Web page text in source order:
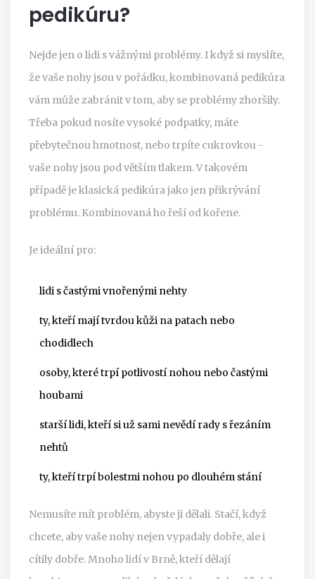
pedikúru?
Nejde jen o lidi s vážnými problémy. I když si myslíte,
že vaše nohy jsou v pořádku, kombinovaná pedikúra
vám může zabránit v tom, aby se problémy zhoršily.
Třeba pokud nosíte vysoké podpatky, máte
přebytečnou hmotnost, nebo trpíte cukrovkou -
vaše nohy jsou pod větším tlakem. V takovém
případě je klasická pedikúra jako jen přikrývání
problému. Kombinovaná ho řeší od kořene.
Je ideální pro:
lidi s častými vnořenými nehty
ty, kteří mají tvrdou kůži na patach nebo
chodidlech
osoby, které trpí potlivostí nohou nebo častými
houbami
starší lidi, kteří si už sami nevědí rady s řezáním
nehtů
ty, kteří trpí bolestmi nohou po dlouhém stání
Nemusíte mít problém, abyste ji dělali. Stačí, když
chcete, aby vaše nohy nejen vypadaly dobře, ale i
cítily dobře. Mnoho lidí v Brně, kteří dělají